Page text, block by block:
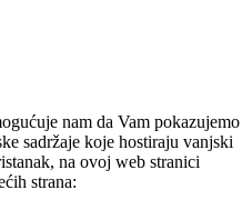
nam da Vam pokazujemo
sadržaje koje hostiraju vanjski
na ovoj web stranici
strana: